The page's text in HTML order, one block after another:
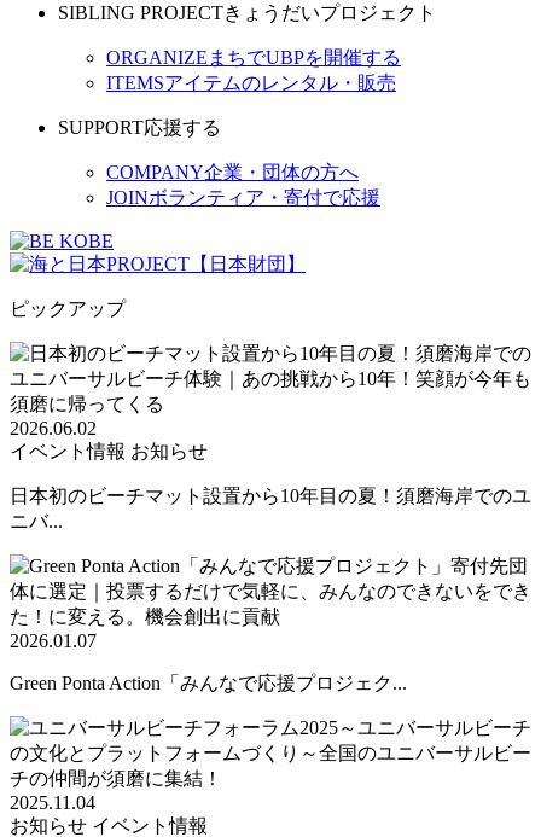
SIBLING PROJECTきょうだいプロジェクト
ORGANIZE まちでUBPを開催する
ITEMSアイテムのレンタル・販売
SUPPORT応援する
COMPANY企業・団体の方へ
JOINボランティア・寄付で応援
ピックアップ
2026.06.02
イベント情報 お知らせ
日本初のビーチマット設置から10年目の夏！須磨海岸でのユ
ニバ...
2026.01.07
Green Ponta Action「みんなで応援プロジェク...
2025.11.04
お知らせ イベント情報